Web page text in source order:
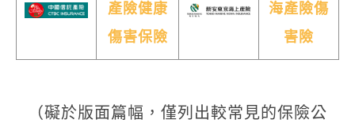
產險健康
傷害保險
海產險傷
害險
（礙於版面篇幅，僅列出較常見的保險公